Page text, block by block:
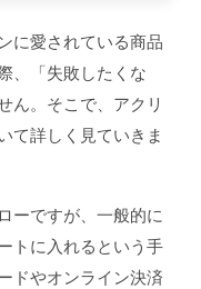
に愛されている商品
、「失敗したくな
ん。そこで、アクリ
て詳しく見ていきま
ーですが、一般的に
トに入れるという手
ドやオンライン決済